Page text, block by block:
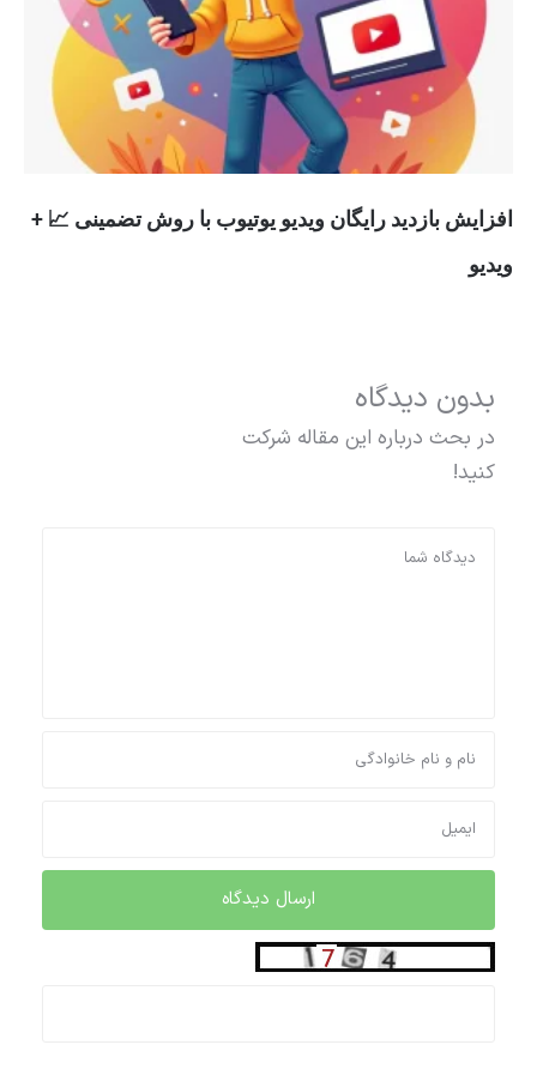
افزایش بازدید رایگان ویدیو یوتیوب با روش تضمینی 📈 +
ویدیو
بدون دیدگاه
در بحث درباره این مقاله شرکت
کنید!